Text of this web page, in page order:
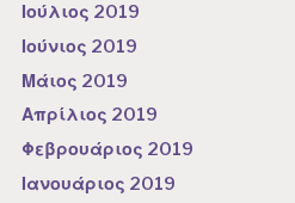
Ιούλιος 2019
Ιούνιος 2019
Μάιος 2019
Απρίλιος 2019
Φεβρουάριος 2019
Ιανουάριος 2019